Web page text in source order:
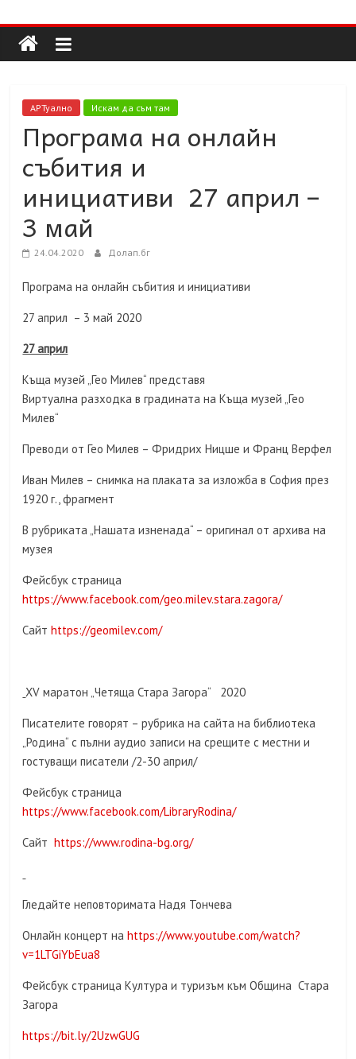
to
content
Долап
БГ
култура|
пътешествия|
мода|
събития|
кухня|
реклама|
минало|
АРТуално Искам да съм там
Програма на онлайн
събития и
инициативи 27 април –
3 май
24.04.2020 Долап.бг
Програма на онлайн събития и инициативи
27 април – 3 май 2020
27 април
Къща музей „Гео Милев“ представя
Виртуална разходка в градината на Къща музей „Гео
Милев“
Преводи от Гео Милев – Фридрих Ницше и Франц Верфел
Иван Милев – снимка на плаката за изложба в София през
1920 г., фрагмент
В рубриката „Нашата изненада“ – оригинал от архива на
музея
Фейсбук страница
https://www.facebook.com/geo.milev.stara.zagora/
Сайтhttps://geomilev.com/
XV маратон „Четяща Стара Загора“ 2020
Писателите говорят – рубрика на сайта на библиотека
„Родина“ с пълни аудио записи на срещите с местни и
гостуващи писатели /2-30 април/
Фейсбук страница
https://www.facebook.com/LibraryRodina/
Сайтhttps://www.rodina-bg.org/
Гледайте неповторимата Надя Тончева
Онлайн концерт наhttps://www.youtube.com/watch?
v=1LTGiYbEua8
Фейсбук страница Култура и туризъм към Община Стара
Загора
https://bit.ly/2UzwGUG